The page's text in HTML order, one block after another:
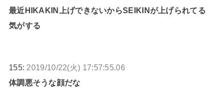
最近HIKAKIN上げできないからSEIKINが上げられてる
気がする
155: 2019/10/22(火) 17:57:55.06
体調悪そうな顔だな